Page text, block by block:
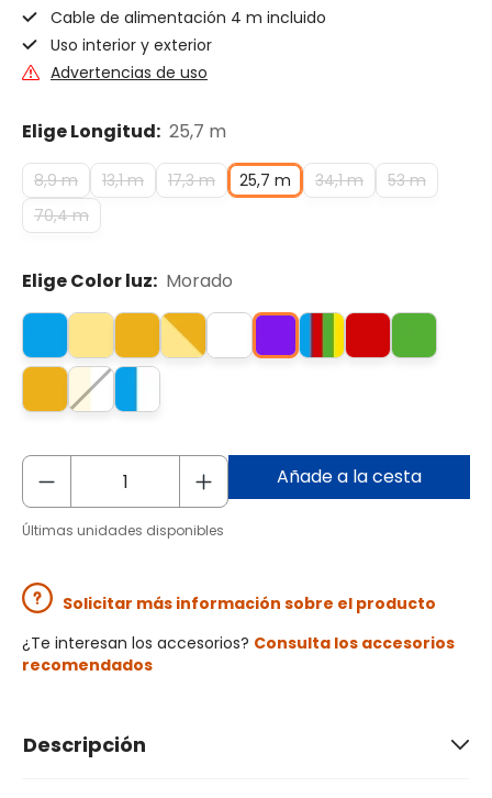
Cable de alimentación 4 m incluido
Uso interior y exterior
Advertencias de uso
Elige Longitud: 25,7 m
8,9 m 13,1 m 17,3 m 25,7 m 34,1 m
53 m
70,4 m
Elige Color luz: Morado
Añade a la cesta
Últimas unidades disponibles
Solicitar más información sobre el producto
¿Te interesan los accesorios? Consulta los accesorios
recomendados
Descripción